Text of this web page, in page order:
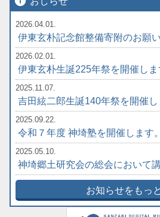
2026.04.01.
伊東玄朴記念館整備寄附のお願い
2026.02.01.
伊東玄朴生誕225年祭を開催しま
2025.11.07.
吉田絃二郎生誕140年祭を開催し
2025.09.22.
令和７年度 神埼塾を開催します。
2025.05.10.
神埼郷土研究会の総会において
お知らせをもっ